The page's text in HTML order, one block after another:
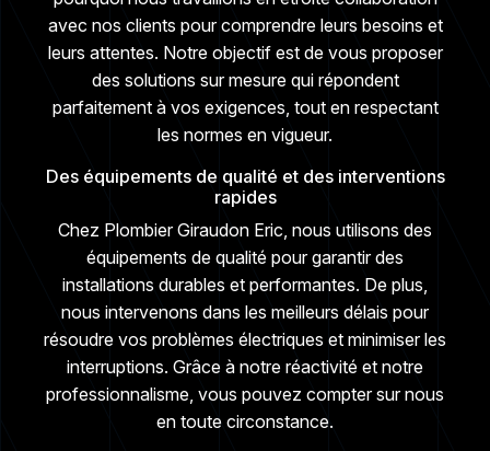
avec nos clients pour comprendre leurs besoins et
leurs attentes. Notre objectif est de vous proposer
des solutions sur mesure qui répondent
parfaitement à vos exigences, tout en respectant
les normes en vigueur.
Des équipements de qualité et des interventions
rapides
Chez Plombier Giraudon Eric, nous utilisons des
équipements de qualité pour garantir des
installations durables et performantes. De plus,
nous intervenons dans les meilleurs délais pour
résoudre vos problèmes électriques et minimiser les
interruptions. Grâce à notre réactivité et notre
professionnalisme, vous pouvez compter sur nous
en toute circonstance.